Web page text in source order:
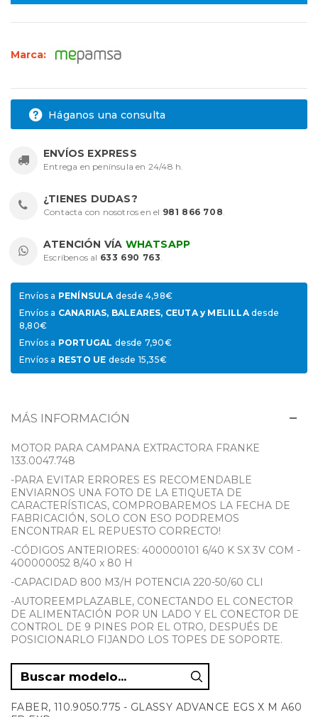
Marca:
Háganos una consulta
ENVÍOS EXPRESS
Entrega en península en 24/48 h.
¿TIENES DUDAS?
Contacta con nosotros en el 981 866 708
ATENCIÓN VÍA WHATSAPP
Escríbenos al 633 690 763
Envíos a PENÍNSULA desde 4,98€
Envíos a CANARIAS, BALEARES, CEUTA y MELILLAdesde
8,80€
Envíos a PORTUGAL desde 7,90€
Envíos a RESTO UE desde 15,35€
MÁS INFORMACIÓN
MOTOR PARA CAMPANA EXTRACTORA FRANKE
133.0047.748
-PARA EVITAR ERRORES ES RECOMENDABLE
ENVIARNOS UNA FOTO DE LA ETIQUETA DE
CARACTERÍSTICAS, COMPROBAREMOS LA FECHA DE
FABRICACIÓN, SOLO CON ESO PODREMOS
ENCONTRAR EL REPUESTO CORRECTO!
-CÓDIGOS ANTERIORES: 400000101 6/40 K SX 3V COM -
400000052 8/40 x 80 H
-CAPACIDAD 800 M3/H POTENCIA 220-50/60 CLI
-AUTOREEMPLAZABLE, CONECTANDO EL CONECTOR
DE ALIMENTACIÓN POR UN LADO Y EL CONECTOR DE
CONTROL DE 9 PINES POR EL OTRO, DESPUÉS DE
POSICIONARLO FIJANDO LOS TOPES DE SOPORTE.
FABER, 110.9050.775 - GLASSY ADVANCE EGS X M A60